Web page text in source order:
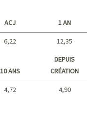
ACJ 1 AN
6,22 12,35
10 ANS
DEPUIS
CRÉATION
4,72
4,90